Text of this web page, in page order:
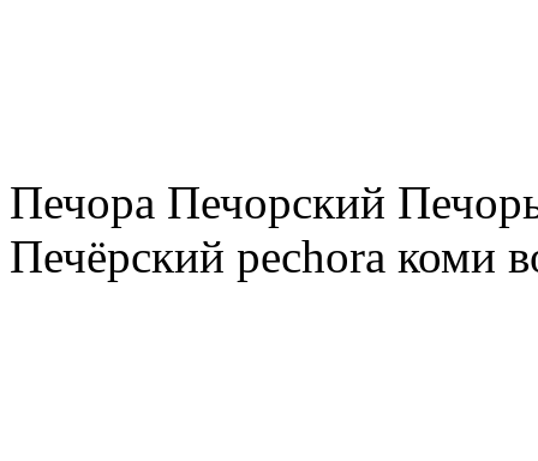
Печора Печорский
Печёрский pechora коми